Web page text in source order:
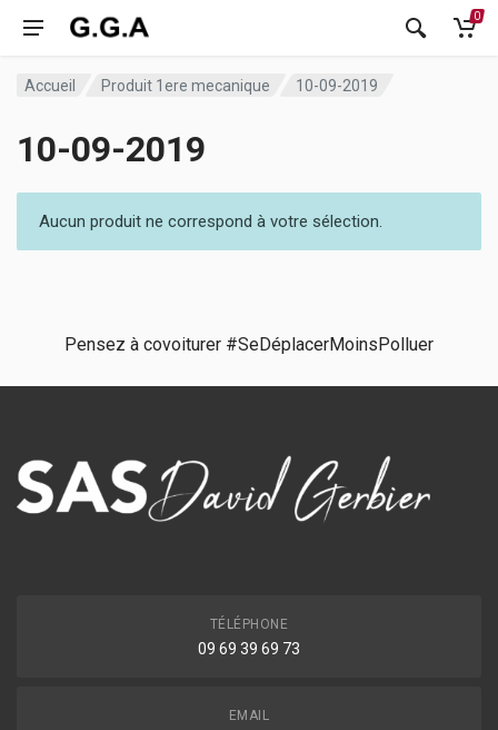
0
Accueil Produit 1ere mecanique 10-09-2019
10-09-2019
Aucun produit ne correspond à votre sélection.
Pensez à covoiturer #SeDéplacerMoinsPolluer
TÉLÉPHONE
09 69 39 69 73
EMAIL